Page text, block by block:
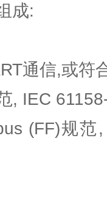
成:
通信,或符
, IEC
(FF)规范